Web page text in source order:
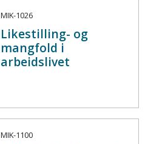
MIK-1026
Likestilling- og
mangfold i
arbeidslivet
MIK-1100